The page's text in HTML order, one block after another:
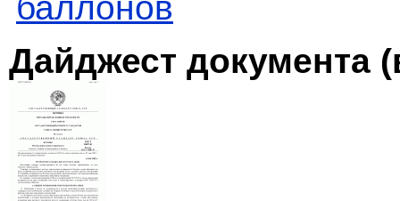
баллонов
Дайджест документа